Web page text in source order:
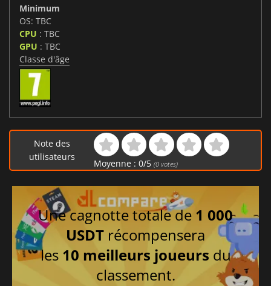
Minimum
OS: TBC
CPU : TBC
GPU : TBC
Classe d'âge
Note des
utilisateurs
Moyenne : 0/5 (0votes)
Une cagnotte totale de 1 000
USDT récompensera
les 10 meilleurs joueurs du
classement.